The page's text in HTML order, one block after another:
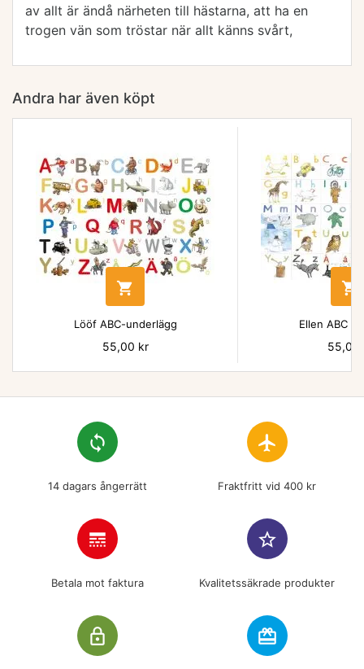
av allt är ändå närheten till hästarna, att ha en
trogen vän som tröstar när allt känns svårt,
Andra har även köpt

Lööf ABC-underlägg
Pris
55,00 kr

Ellen ABC
Pris
55,00
loop
14 dagars ångerrätt
flight
Fraktfritt vid 400 kr
line_style
Betala mot faktura
star_border
Kvalitetssäkrade produkter
lock_outline redeem